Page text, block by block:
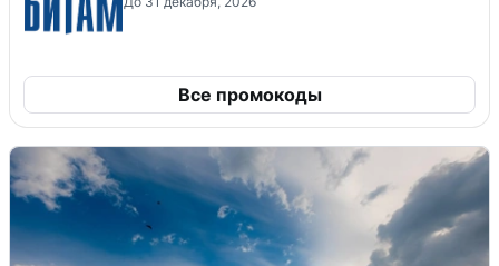
Все промокоды